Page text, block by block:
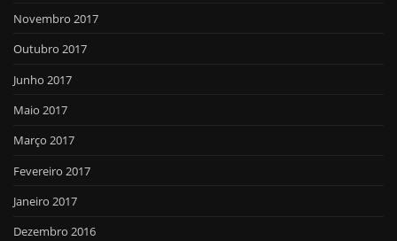
Novembro 2017
Outubro 2017
Junho 2017
Maio 2017
Março 2017
Fevereiro 2017
Janeiro 2017
Dezembro 2016